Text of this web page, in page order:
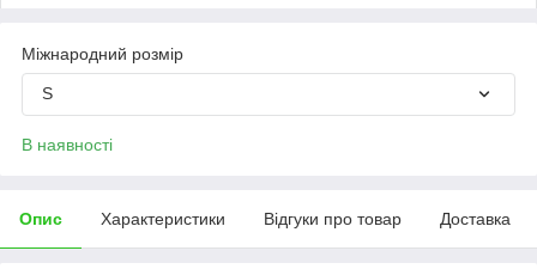
Міжнародний розмір
S
В наявності
Опис Характеристики Відгуки про товар Доставка